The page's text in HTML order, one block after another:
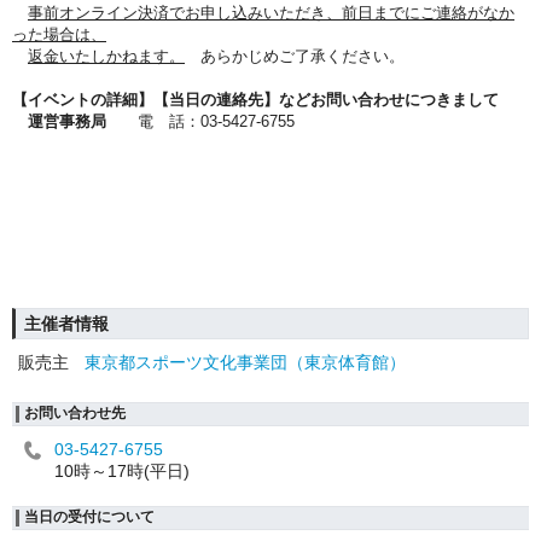
事前オンライン決済でお申し込みいただき、前日までにご連絡がなか
った場合は、
返金いたしかねます。
あらかじめご了承ください。
【イベントの詳細】【当日の連絡先】などお問い合わせにつきまして
運営事務局 電 話：03-5427-6755
主催者情報
販売主
東京都スポーツ文化事業団（東京体育館）
お問い合わせ先
03-5427-6755
10時～17時(平日)
当日の受付について